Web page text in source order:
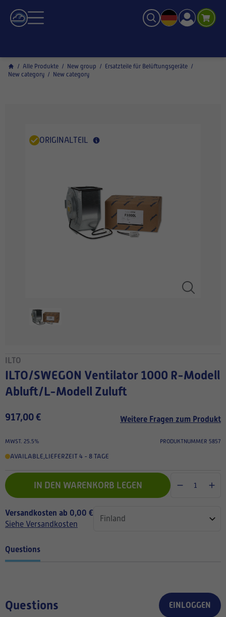
/ Alle Produkte / New group / Ersatzteile für Belüftungsgeräte /
New category / New category
ORIGINALTEIL
ILTO
ILTO/SWEGON Ventilator 1000 R-Modell
Abluft/L-Modell Zuluft
917,00 € Weitere Fragen zum Produkt
MWST. 25.5% PRODUKTNUMMER 5857
AVAILABLE LIEFERZEIT 4 - 8 TAGE
IN DEN WARENKORB LEGEN
Versandkosten ab 0,00 €
Siehe Versandkosten
Questions
Questions EINLOGGEN